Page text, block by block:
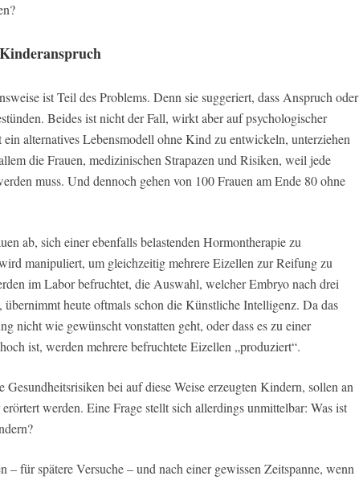
ist Teil des Problems. Denn sie suggeriert, dass Anspruch oder
Beides ist nicht der Fall, wirkt aber auf psychologischer
ein alternatives Lebensmodell ohne Kind zu entwickeln, unterziehen
die Frauen, medizinischen Strapazen und Risiken, weil jede
muss. Und dennoch gehen von 100 Frauen am Ende 80 ohne
ab, sich einer ebenfalls belastenden Hormontherapie zu
manipuliert, um gleichzeitig mehrere Eizellen zur Reifung zu
im Labor befruchtet, die Auswahl, welcher Embryo nach drei
heute oftmals schon die Künstliche Intelligenz. Da das
nicht wie gewünscht vonstatten geht, oder dass es zu einer
ist, werden mehrere befruchtete Eizellen „produziert“.
Gesundheitsrisiken bei auf diese Weise erzeugten Kindern, sollen an
werden. Eine Frage stellt sich allerdings unmittelbar: Was ist
– für spätere Versuche – und nach einer gewissen Zeitspanne, wenn